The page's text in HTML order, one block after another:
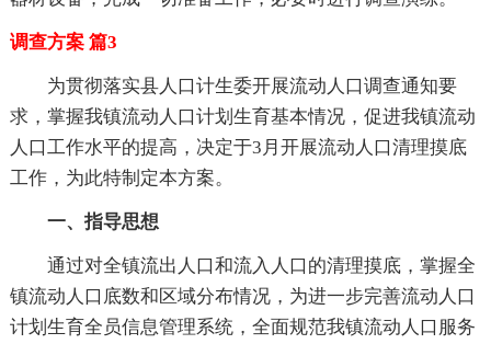
调查方案 篇3
为贯彻落实县人口计生委开展流动人口调查通知要
求，掌握我镇流动人口计划生育基本情况，促进我镇流动
人口工作水平的提高，决定于3月开展流动人口清理摸底
工作，为此特制定本方案。
一、指导思想
通过对全镇流出人口和流入人口的清理摸底，掌握全
镇流动人口底数和区域分布情况，为进一步完善流动人口
计划生育全员信息管理系统，全面规范我镇流动人口服务